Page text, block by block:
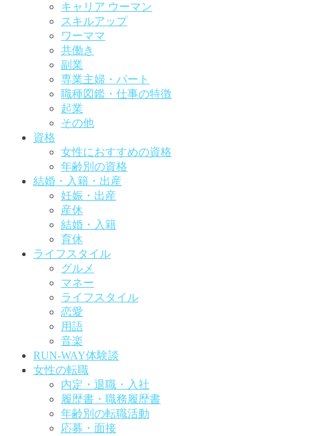
キャリア ウーマン
スキルアップ
ワーママ
共働き
副業
専業主婦・パート
職種図鑑・仕事の特徴
起業
その他
資格
女性におすすめの資格
年齢別の資格
結婚・入籍・出産
妊娠・出産
産休
結婚・入籍
育休
ライフスタイル
グルメ
マネー
ライフスタイル
恋愛
用語
音楽
RUN-WAY体験談
女性の転職
内定・退職・入社
履歴書・職務履歴書
年齢別の転職活動
応募・面接